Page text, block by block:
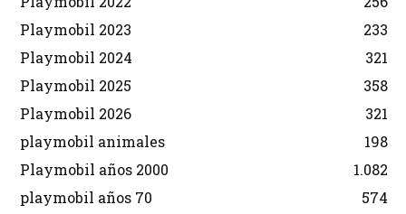
Playmobil 2023
233
Playmobil 2024
321
Playmobil 2025
358
Playmobil 2026
321
playmobil animales
198
Playmobil años 2000
1.082
playmobil años 70
574